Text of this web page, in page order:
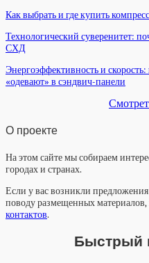
Как выбрать и где купить
Технологический суверенитет:
СХД
Энергоэффективность и
«одевают» в сэндвич-панели
О проекте
На этом сайте мы собираем
городах и странах.
Если у вас возникли
поводу размещенных
контактов.
Быстрый